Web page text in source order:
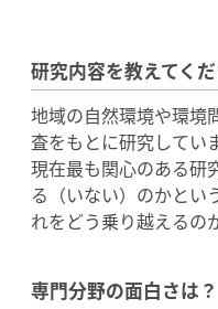
研究内容を教えてく
地域の自然環境や環境
査をもとに研究してい
現在最も関心のある研
る（いない）のかとい
れをどう乗り越えるの
専門分野の面白さは？